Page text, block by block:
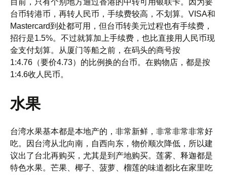
目前，只有个别地方通过香港的中转可用银联卡。因为要
台币转港币，再转人民币，手续费较高，不划算。VISA和
Mastercard到处都可用，但台币转美元过程也有手续费，
招行是1.5%。不过就算加上手续费，也比直接用人民币现
金支付划算。从厦门等船之前，在码头的商号按
1:4.76（要价4.73）的比例换的台币。在购物店，都是按
1:4.6收人民币。
水果
台湾水果基本都是本地产的，非常新鲜，非常非常非常好
吃。因台湾从北向南，自西向东，物价顺次降低，所以建
议出了台北再购买，尤其是到产地购买。莲雾、释迦都是
特色水果。芒果、椰子、菠萝、榴莲的味道都比在家里吃